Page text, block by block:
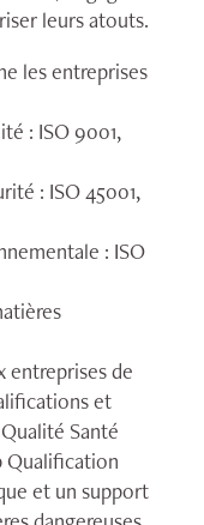
leurs atouts.
les entreprises
: ISO 9001,
: ISO 45001,
: ISO
entreprises de
et
Santé
Qualification
et un support